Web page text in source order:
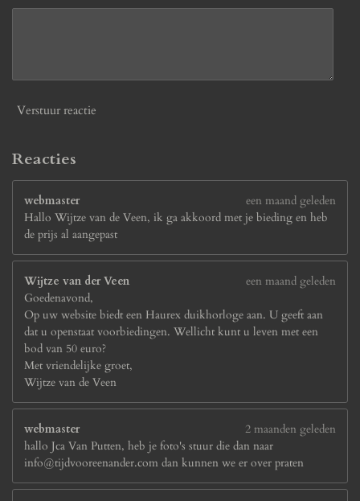
Verstuur reactie
Reacties
webmaster
een maand geleden
Hallo Wijtze van de Veen, ik ga akkoord met je bieding en heb
de prijs al aangepast
Wijtze van der Veen
een maand geleden
Goedenavond,
Op uw website biedt een Haurex duikhorloge aan. U geeft aan
dat u openstaat voorbiedingen. Wellicht kunt u leven met een
bod van 50 euro?
Met vriendelijke groet,
Wijtze van de Veen
webmaster
2 maanden geleden
hallo Jca Van Putten, heb je foto's stuur die dan naar
info@tijdvooreenander.com dan kunnen we er over praten